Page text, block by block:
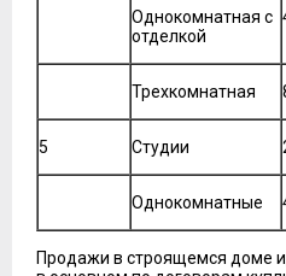
Однокомнатная с
отделкой
Трехкомнатная
5 Студии
Однокомнатные
Продажи в строящемся доме